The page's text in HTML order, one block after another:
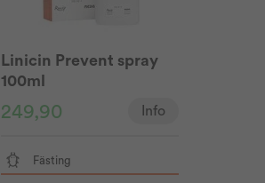
Linicin Prevent spray
100ml
249,90 Info
Fästing